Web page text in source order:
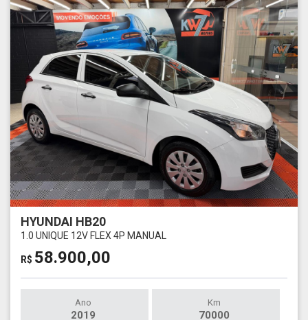
HYUNDAI HB20
1.0 UNIQUE 12V FLEX 4P MANUAL
R$ 58.900,00
Ano
2019
Km
70000